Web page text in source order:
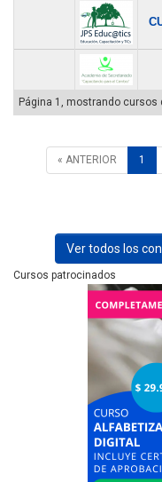
Página 1, mostrando cursos
« ANTERIOR 1
Ver todos los
Cursos patrocinados